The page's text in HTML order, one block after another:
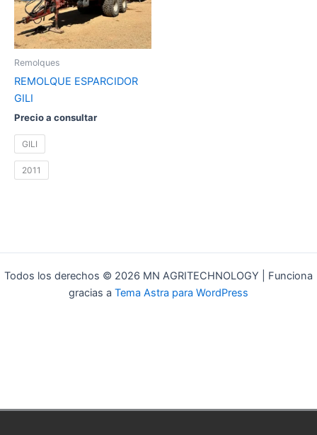
Remolques
REMOLQUE ESPARCIDOR
GILI
Precio a consultar
GILI
2011
Las
opciones
se
en
la
página
de
producto
Todos los derechos © 2026 MN AGRITECHNOLOGY | Funciona
gracias a Tema Astra para WordPress